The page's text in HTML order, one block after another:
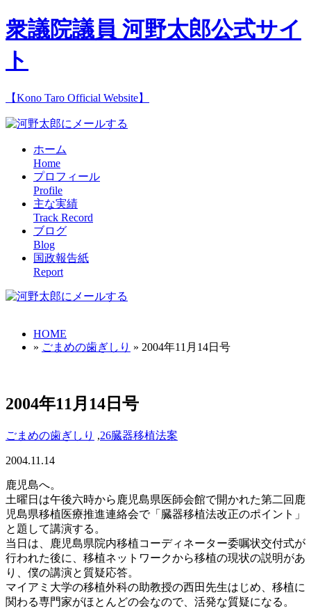
衆議院議員 河野太郎公式サイ
ト
【Kono Taro Official Website】
ホーム
Home
プロフィール
Profile
主な実績
Track Record
ブログ
Blog
国政報告紙
Report
HOME
» ごまめの歯ぎしり » 2004年11月14日号
2004年11月14日号
ごまめの歯ぎしり ,26臓器移植法案
2004.11.14
鹿児島へ。
土曜日は午後六時から鹿児島県医師会館で開かれた第二回鹿
児島県移植医療推進連絡会で「臓器移植法改正のポイント」
と題して講演する。
当日は、鹿児島県院内移植コーディネーター委嘱状交付式が
行われた後に、移植ネットワークから移植の現状の説明があ
り、僕の講演と質疑応答。
マイアミ大学の移植外科の助教授の西田先生はじめ、移植に
関わる専門家がほとんどの会なので、活発な質疑になる。